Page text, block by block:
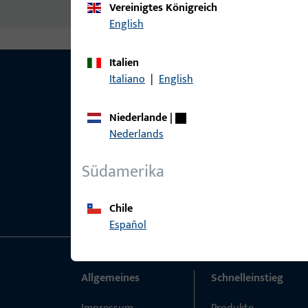
Vereinigtes Königreich
English
Italien
Italiano | English
Niederlande|
Nederlands
Südamerika
Chile
Español
Allgemeines
Schnelleinstieg